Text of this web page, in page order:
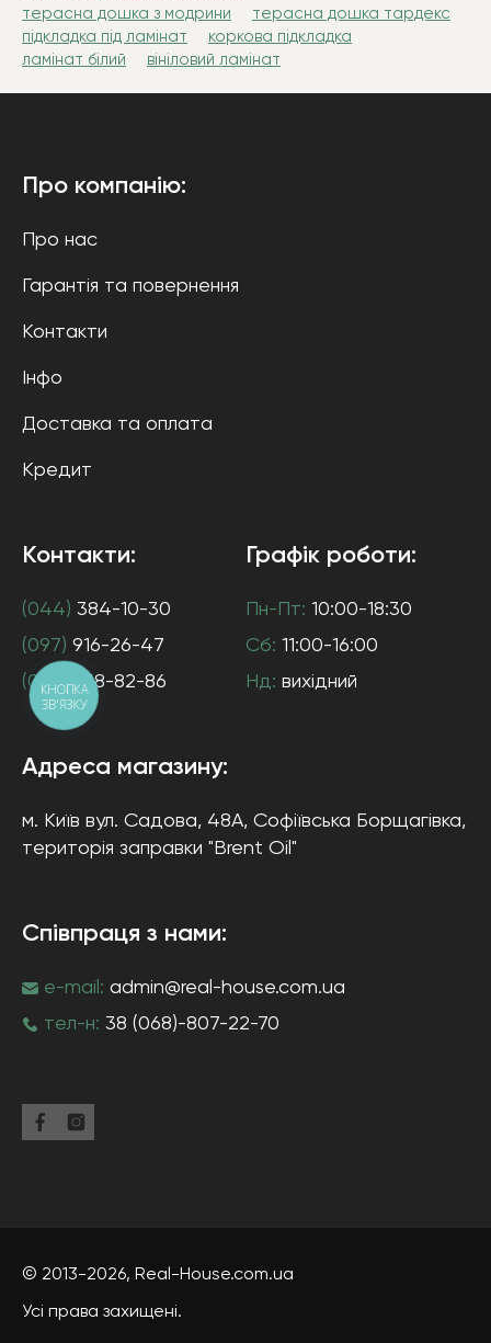
терасна дошка з модрини
терасна дошка тардекс
підкладка під ламінат
коркова підкладка
ламінат білий
вініловий ламінат
Про компанію:
Про нас
Гарантія та повернення
Контакти
Інфо
Доставка та оплата
Кредит
Контакти:
(044) 384-10-30
(097) 916-26-47
(063)538-82-86
Графік роботи:
Пн-Пт: 10:00-18:30
Сб: 11:00-16:00
Нд: вихідний
Адреса магазину:
м. Київ вул. Садова, 48А, Софіївська Борщагівка,
територія заправки "Brent Oil"
Співпраця з нами:
e-mail: admin@real-house.com.ua
тел-н: 38 (068)-807-22-70
© 2013-2026, Real-House.com.ua
Усі права захищені.
КНОПКА
ЗВ'ЯЗКУ